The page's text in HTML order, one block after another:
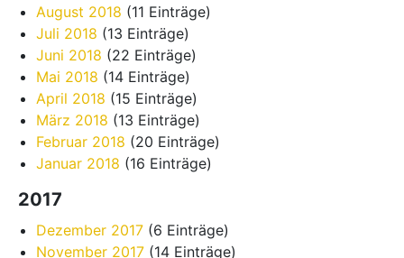
August 2018 (11 Einträge)
Juli 2018 (13 Einträge)
Juni 2018 (22 Einträge)
Mai 2018 (14 Einträge)
April 2018 (15 Einträge)
März 2018 (13 Einträge)
Februar 2018 (20 Einträge)
Januar 2018 (16 Einträge)
2017
Dezember 2017 (6 Einträge)
November 2017 (14 Einträge)